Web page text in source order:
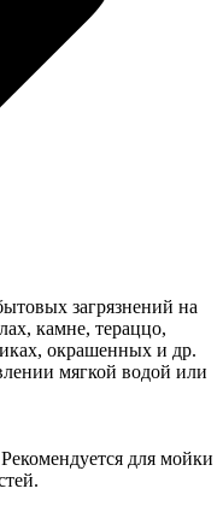
загрязнений на
камне, тераццо,
окрашенных и др.
мягкой водой или
для мойки